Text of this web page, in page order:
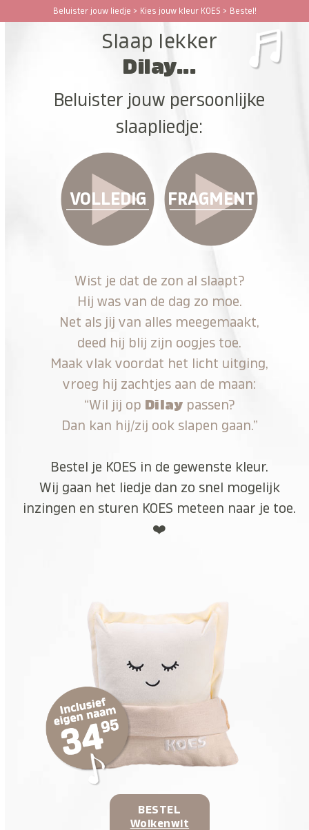
Beluister jouw liedje > Kies jouw kleur KOES > Bestel!
Open
Close
Slaap lekker
Dilay...
Beluister jouw persoonlijke
slaapliedje:
VOLLEDIG FRAGMENT
Wist je dat de zon al slaapt?
Hij was van de dag zo moe.
Net als jij van alles meegemaakt,
deed hij blij zijn oogjes toe.
Maak vlak voordat het licht uitging,
vroeg hij zachtjes aan de maan:
“Wil jij op Dilay passen?
Dan kan hij/zij ook slapen gaan.”
Bestel je KOES in de gewenste kleur.
Wij gaan het liedje dan zo snel mogelijk
inzingen en sturen KOES meteen naar je toe.
❤️
BESTEL
Wolkenwit